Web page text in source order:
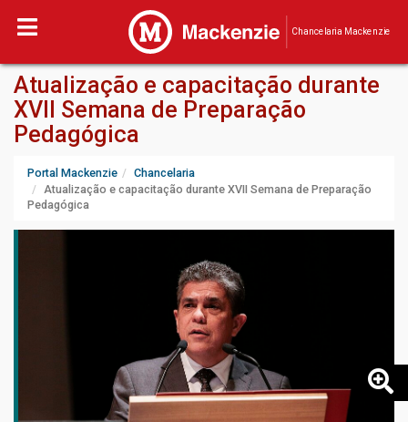
Chancelaria Mackenzie
Atualização e capacitação durante
XVII Semana de Preparação
Pedagógica
Portal Mackenzie
Chancelaria
Atualização e capacitação durante XVII Semana de Preparação
Pedagógica